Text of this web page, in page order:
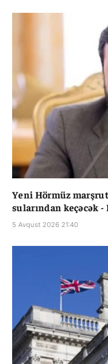
Yeni Hörmüz
sularından keçəcək -
5 Avqust 2026 21:40